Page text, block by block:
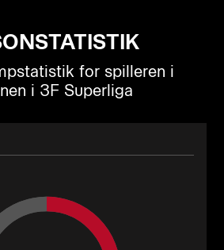
for spilleren i
i 3F Superliga